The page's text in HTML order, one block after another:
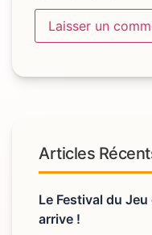
Articles
Le Festival du
arrive !